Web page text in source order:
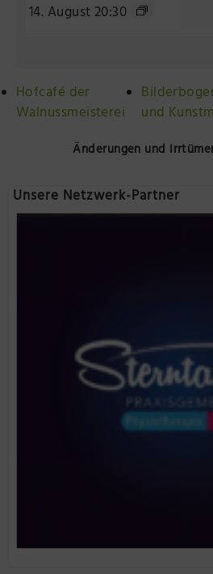
14. August 20:30
Hofcafé der
Walnussmeisterei und
Änderungen und
Unsere Netzwerk-Partner